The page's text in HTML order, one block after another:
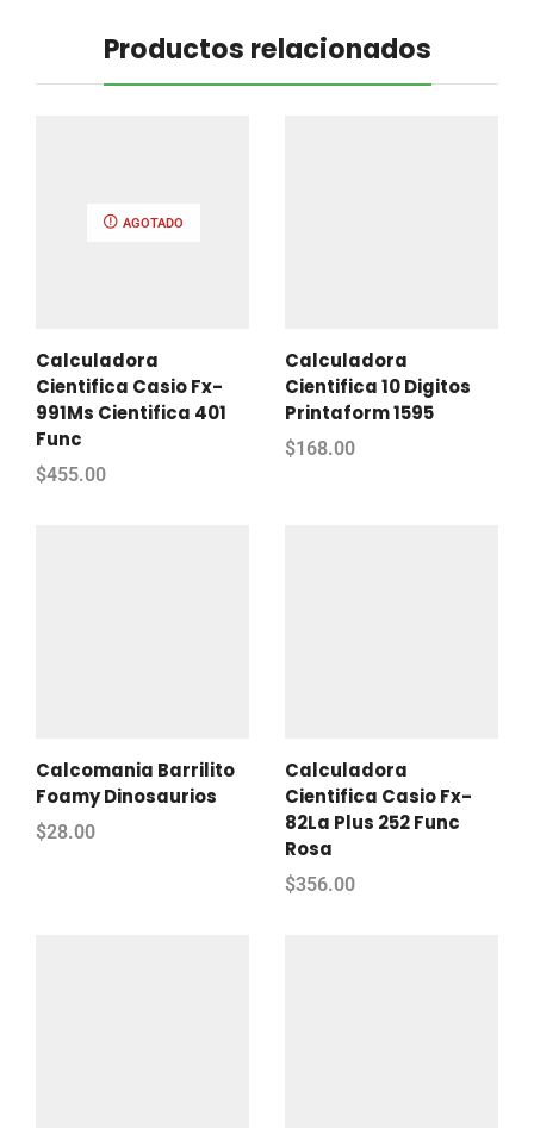
Productos relacionados
AGOTADO
Calculadora
Cientifica Casio Fx-
991Ms Cientifica 401
Func
$455.00
Calculadora
Cientifica 10 Digitos
Printaform 1595
$168.00
Calcomania Barrilito
Foamy Dinosaurios
$28.00
Calculadora
Cientifica Casio Fx-
82La Plus 252 Func
Rosa
$356.00